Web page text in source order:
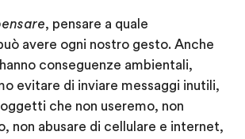
, pensare a quale
avere ogni nostro gesto. Anche
conseguenze ambientali,
evitare di inviare messaggi inutili,
che non useremo, non
non abusare di cellulare e internet,